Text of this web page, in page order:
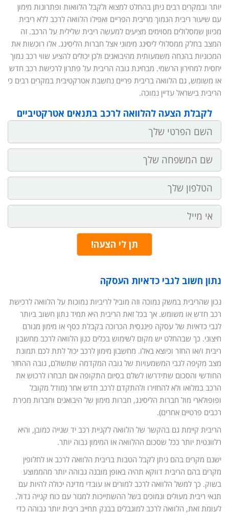
יותר ובמקרים רבים ניתן בהחלט למצוא ולקבל הלוואות ופתרונות מימון
עם שיעור ריבית הנמוך מריבית הפריים ואפילו הלוואה לרכב ללא ריבית
מכיוון שמסלולים מסוימים מציעים למעשה ריבית שלילית על הרכב. זה
המצב בחלק ממסלולי ליסינג מימוני אצל חברות הליסינג. אלו רוכשות את
המכוניות בהנחה משמעותית מהיבואנים ולכן יכולים להציע שווי רכב נמוך
יחסית למחירון הרשמי. מבחינת גובה הריבית על פתרון לרכישת רכב חדש
או משומש, גם הלוואה בריבית פריים נחשבת אטרקטיבית במקרים רבים כי
הריבית בישראל עדיין נמוכה.
לקבלת הצעה להלוואה לרכב בתנאים אטרקטיביים
שם
שם
הטלפון
אי
תן לי הצעה!
נתון חשוב לגבי כדאיות העסקה
נכון שהריבית במשק נמוכה וזה מוביל לריביות נמוכות על הלוואה לרכישת
רכב חדש או משומש. אך בכל זאת הריבית היא תמיד נתון חשוב ביותר
לגבי כדאיות של עסקה פיננסית הכרוכה בקבלת כסף או מימון מגורם
חיצוני. כך שבהחלט יש מקום לשימוש בכלים כגון הלוואה לרכב מחשבון
ריבית ו/או החזר וכיוצא באלו. מחשבון מימון לרכב יכול לתת לכם תמונת
מצב מקיפה לגבי המשמעויות של גובה המקדמה שתשולם, גובה ההחזר
החודשי והסכום שתידרשו לשלם בסיום התקופה אם תבחרו לרכוש את
הרכב במלואו ולא להחזירו ולהתקדם לרכב חדש אחר (מודל מקובל
ופופולארי מול חברות הליסינג, חברות מימון של היבואנים וחברות מכירת
רכבים פרטיים אחרים).
הריבית קיימת גם בהקשר של הלוואה לקניית רכב יד שנייה כמובן, והיא
רלוונטית יותר ככל שסכום ההלוואה או המימון גבוה יותר.
ישנם מקרים בהם ניתן לקבל הטבות בריבית הלוואה לרכב או לחלופין
מקרים בהם הריבית דווקא תהיה באופן מובנה גבוהה יותר מהממוצע
בשוק. כך למשל הלוואה לרכב למורים או עובדי מדינה יכולה להיות עם
תנאי ריבית מעולים ונמוכים בשל ההשתייכות למגזר עם כוח קנייה גדול.
לעומת זאת, הלוואה לרכב למוגבלים בבנק תחייב ריבית יותר גבוהה כדי